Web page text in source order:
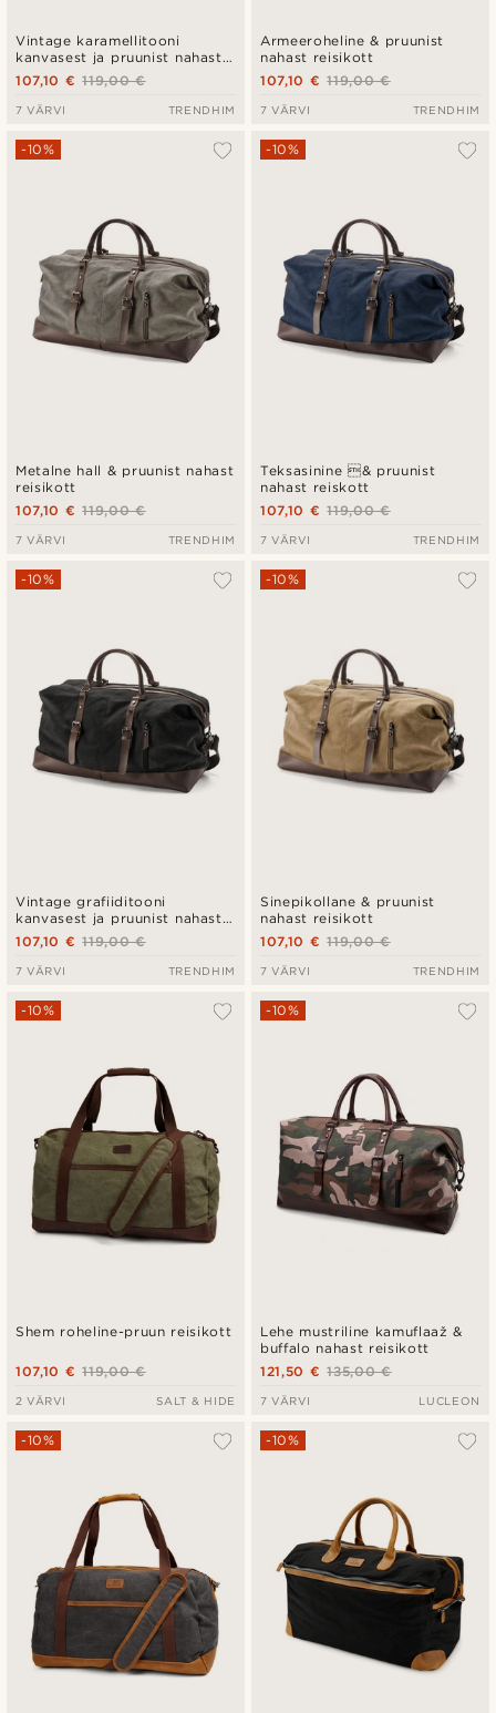
Vintage karamellitooni
kanvasest ja pruunist nahast
reisikott 119,00 €
107,10 €
7 VÄRVI TRENDHIM
Armeeroheline & pruunist
nahast reisikott
119,00 €
107,10 €
7 VÄRVI TRENDHIM
Metalne hall & pruunist nahast
reisikott
-10%
119,00 €
107,10 €
7 VÄRVI TRENDHIM
Teksasinine & pruunist
nahast reiskott
-10%
119,00 €
107,10 €
7 VÄRVI TRENDHIM
Vintage grafiiditooni
kanvasest ja pruunist nahast
reisikott
-10%
119,00 €
107,10 €
7 VÄRVI TRENDHIM
Sinepikollane & pruunist
nahast reisikott
-10%
119,00 €
107,10 €
7 VÄRVI TRENDHIM
Shem roheline-pruun reisikott
-10%
119,00 €
107,10 €
2 VÄRVI SALT & HIDE
Lehe mustriline kamuflaaž &
buffalo nahast reisikott
-10%
135,00 €
121,50 €
7 VÄRVI LUCLEON
-10% -10%